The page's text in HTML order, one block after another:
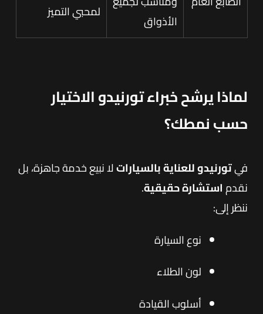
الأذواق
لمحبي التميز
لماذا يرشح خبراء تورنيدو الاختيار
حسب نمطك؟
فيتورنيدو للعناية بالسياراتلا نبيع خدمة جاهزة، بل
نقدماستشارة حقيقية.
ننظر إلى:
نوع السيارة
لون الطلاء
أسلوب القيادة